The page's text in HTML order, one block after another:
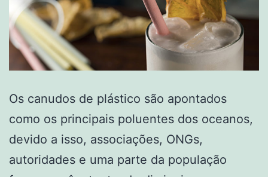
Os canudos de plástico são apontados
como os principais poluentes dos oceanos,
devido a isso, associações, ONGs,
autoridades e uma parte da população